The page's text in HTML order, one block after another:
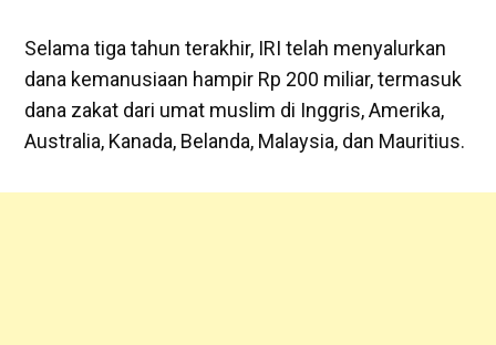
‎Selama tiga tahun terakhir, IRI telah menyalurkan
dana kemanusiaan hampir Rp 200 miliar, termasuk
dana zakat dari umat muslim di Inggris, Amerika,
Australia, Kanada, Belanda, Malaysia, dan Mauritius.